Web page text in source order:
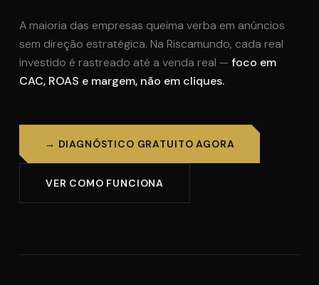
A maioria das empresas queima verba em anúncios
sem direção estratégica. Na Riscamundo, cada real
investido é rastreado até a venda real —foco em
CAC, ROAS e margem, não em cliques.
→ DIAGNÓSTICO GRATUITO AGORA
VER COMO FUNCIONA